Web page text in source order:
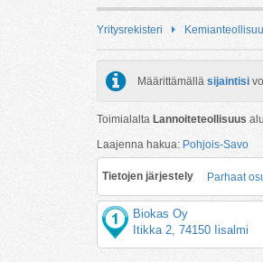
Yritysrekisteri
Määrittämällä sijaintisi
Toimialalta Lannoiteteollisuus
Laajenna hakua: Pohjois-Savo
Tietojen järjestely Parhaat
Biokas Oy
Itikka 2, 74150 Iisalmi